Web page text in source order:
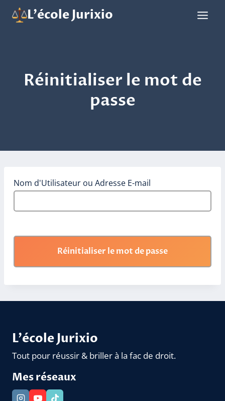
L'école Jurixio
Réinitialiser le mot de
passe
Nom d'Utilisateur ou Adresse E-mail
L'école Jurixio
Tout pour réussir & briller à la fac de droit.
Mes réseaux